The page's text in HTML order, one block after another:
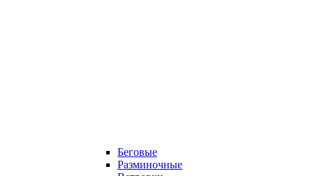
Беговые
Разминочные